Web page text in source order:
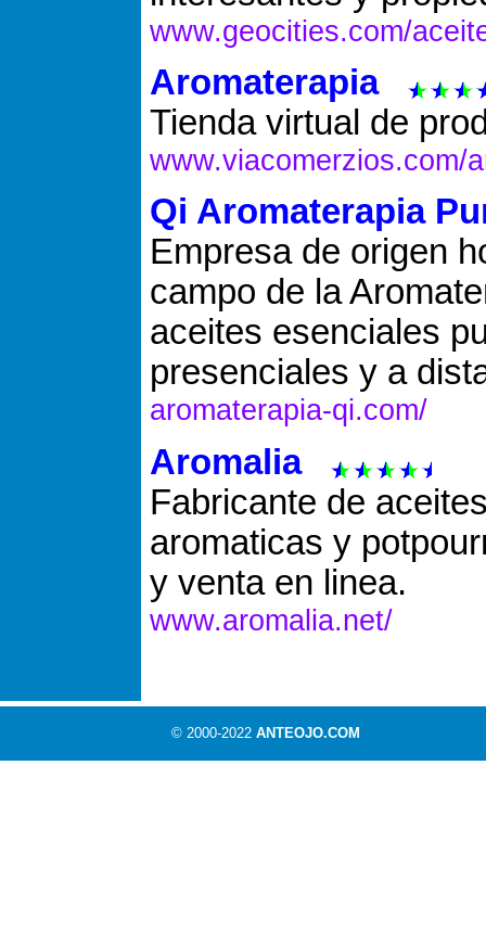
www.geocities.com/
Aromaterapia
Tienda virtual de
www.viacomerzios.com/
Qi Aromaterapia
Empresa de origen
campo de la
aceites esenciales
presenciales y a
aromaterapia-qi.com/
Aromalia
Fabricante de
aromaticas y
y venta en linea.
www.aromalia.net/
© 2000-2022 ANTEOJO.COM